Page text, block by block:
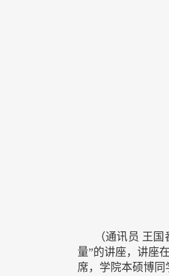
（通讯员 王
量”的讲座，讲座
席，学院本硕博同